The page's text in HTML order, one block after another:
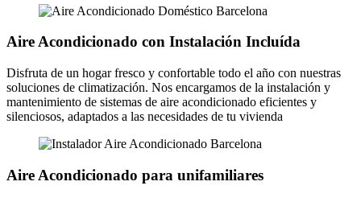
Aire Acondicionado con Instalación Incluída
Disfruta de un hogar fresco y confortable todo el año con nuestras
soluciones de climatización. Nos encargamos de la instalación y
mantenimiento de sistemas de aire acondicionado eficientes y
silenciosos, adaptados a las necesidades de tu vivienda
Aire Acondicionado para unifamiliares